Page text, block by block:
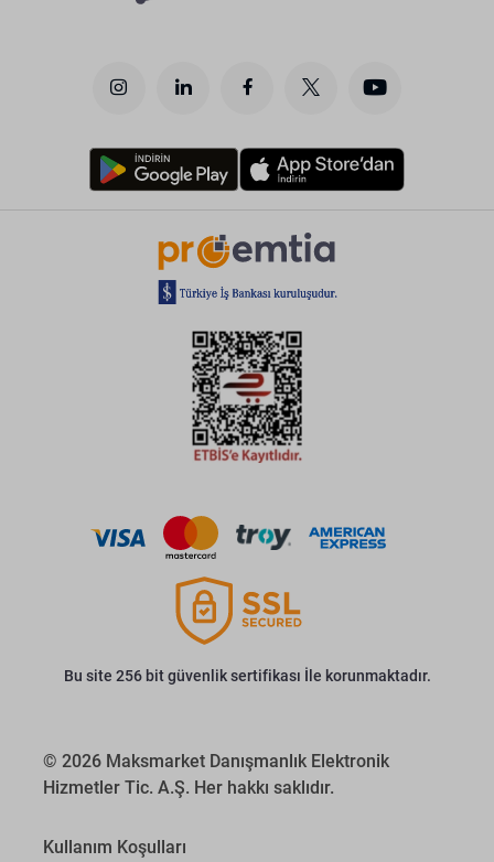
Bu site 256 bit güvenlik sertifikası İle korunmaktadır.
© 2026 Maksmarket Danışmanlık Elektronik
Hizmetler Tic. A.Ş. Her hakkı saklıdır.
Kullanım Koşulları